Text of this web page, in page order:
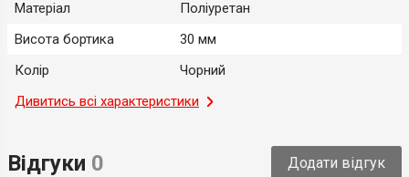
Матеріал
Поліуретан
Висота бортика
30 мм
Колір
Чорний
Місце застосування
Салон
Країна-виробник
Дивитись всі характеристики
Відгуки 0 Додати відгук